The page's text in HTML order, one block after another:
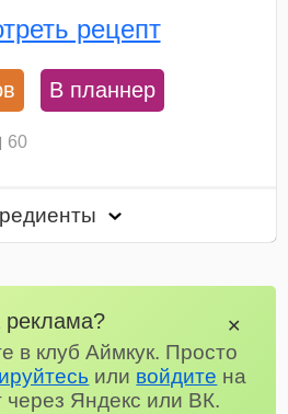
рецепт
В планнер
60
в клуб Аймкук. Просто
или войдите на
через Яндекс или ВК.
✕